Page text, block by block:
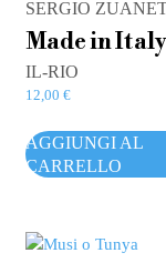
SERGIO
Made in Italy
IL-RIO
12,00 €
AGGIUNGI AL
CARRELLO